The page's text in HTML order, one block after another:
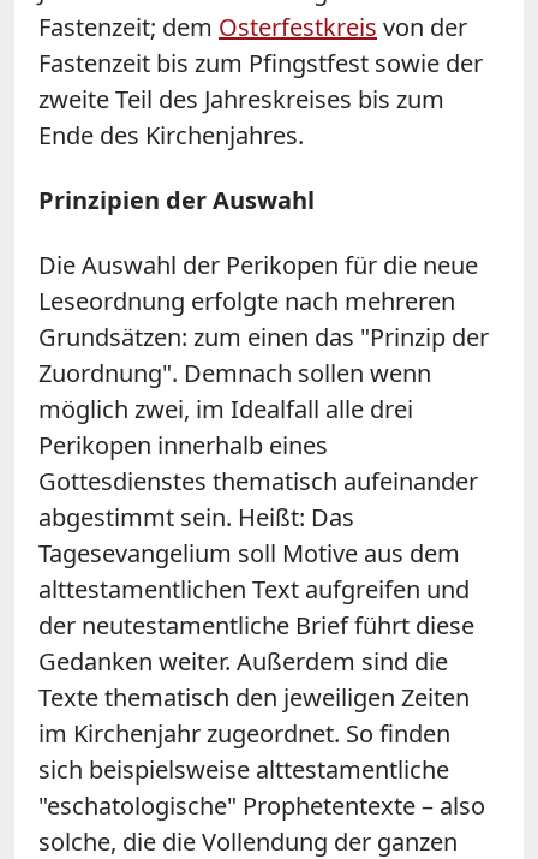
Fastenzeit; dem Osterfestkreis von der
Fastenzeit bis zum Pfingstfest sowie der
zweite Teil des Jahreskreises bis zum
Ende des Kirchenjahres.
Prinzipien der Auswahl
Die Auswahl der Perikopen für die neue
Leseordnung erfolgte nach mehreren
Grundsätzen: zum einen das "Prinzip der
Zuordnung". Demnach sollen wenn
möglich zwei, im Idealfall alle drei
Perikopen innerhalb eines
Gottesdienstes thematisch aufeinander
abgestimmt sein. Heißt: Das
Tagesevangelium soll Motive aus dem
alttestamentlichen Text aufgreifen und
der neutestamentliche Brief führt diese
Gedanken weiter. Außerdem sind die
Texte thematisch den jeweiligen Zeiten
im Kirchenjahr zugeordnet. So finden
sich beispielsweise alttestamentliche
"eschatologische" Prophetentexte – also
solche, die die Vollendung der ganzen